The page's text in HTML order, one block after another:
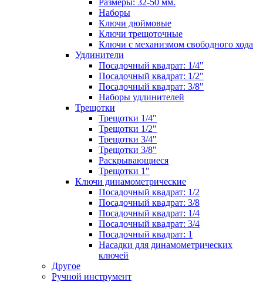
Размеры: 32-50 мм.
Наборы
Ключи дюймовые
Ключи трещоточные
Ключи с механизмом свободного хода
Удлинители
Посадочный квадрат: 1/4"
Посадочный квадрат: 1/2"
Посадочный квадрат: 3/8"
Наборы удлинителей
Трещотки
Трещотки 1/4"
Трещотки 1/2"
Трещотки 3/4"
Трещотки 3/8"
Раскрывающиеся
Трещотки 1"
Ключи динамометрические
Посадочный квадрат: 1/2
Посадочный квадрат: 3/8
Посадочный квадрат: 1/4
Посадочный квадрат: 3/4
Посадочный квадрат: 1
Насадки для динамометрических
ключей
Другое
Ручной инструмент